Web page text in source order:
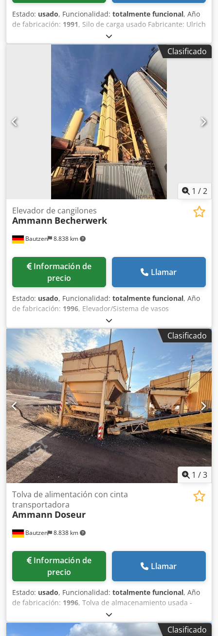
Estado: usado, Funcionalidad: totalmente funcional, Año
de fabricación: 1991, Silo de carga usado Fabricante: Ulrich
Volumen total: 200 toneladas -Transportador de cubetas -
Torno elevador Djdpfx Aszq S Ewjifokr -Instalación eléctrica
Clasificado
1 /2
Bautzen 8.838 km
Elevador de cangilones
Ammann Becherwerk
Información de
precio
Llamar
Estado: usado, Funcionalidad: totalmente funcional, Año
de fabricación: 1996, Elevador/Sistema de vasos
Aplicación: transporte de material a granel mediante
control remoto Dodpfjzq S Dasx Aifekr Altura: 26 m
Clasificado
1 /3
Bautzen 8.838 km
Tolva de alimentación con cinta
transportadora
Ammann Doseur
Información de
precio
Llamar
Estado: usado, Funcionalidad: totalmente funcional, Año
de fabricación: 1996, Tolva de almacenamiento usada -
Cinta de descarga -Cinta transportadora Dkjdpfjzq S Avox
Aifsr
Clasificado